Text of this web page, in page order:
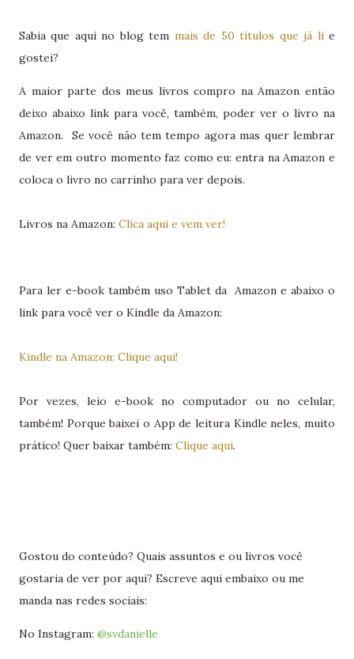
Sabia que aqui no blog tem mais de 50 títulos que já lie
gostei?
A maior parte dos meus livros compro na Amazon então
deixo abaixo link para você, também, poder ver o livro na
Amazon. Se você não tem tempo agora mas quer lembrar
de ver em outro momento faz como eu: entra na Amazon e
coloca o livro no carrinho para ver depois.
Livros na Amazon: Clica aqui e vem ver!
Para ler e-book também uso Tablet da Amazon e abaixo o
link para você ver o Kindle da Amazon:
Kindle na Amazon: Clique aqui!
Por vezes, leio e-book no computador ou no celular,
também! Porque baixei o App de leitura Kindle neles, muito
prático! Quer baixar também: Clique aqui.
Gostou do conteúdo? Quais assuntos e ou livros você
gostaria de ver por aqui? Escreve aqui embaixo ou me
manda nas redes sociais:
No Instagram: @svdanielle